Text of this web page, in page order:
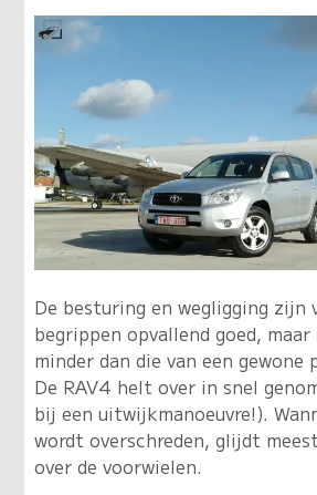
De besturing en wegligging zijn
begrippen opvallend goed, maar
minder dan die van een gewone
De RAV4 helt over in snel
bij een uitwijkmanoeuvre!).
wordt overschreden, glijdt
over de voorwielen.